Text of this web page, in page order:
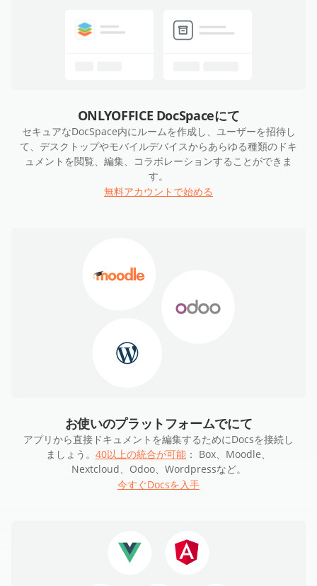
ONLYOFFICE DocSpaceにて
セキュアなDocSpace内にルームを作成し、ユーザーを招待し
て、デスクトップやモバイルデバイスからあらゆる種類のドキ
ュメントを閲覧、編集、コラボレーションすることができま
す。
無料アカウントで始める
お使いのプラットフォームでにて
アプリから直接ドキュメントを編集するためにDocsを接続し
ましょう。 40以上の統合が可能 ： Box、Moodle、
Nextcloud、Odoo、Wordpressなど。
今すぐDocsを入手